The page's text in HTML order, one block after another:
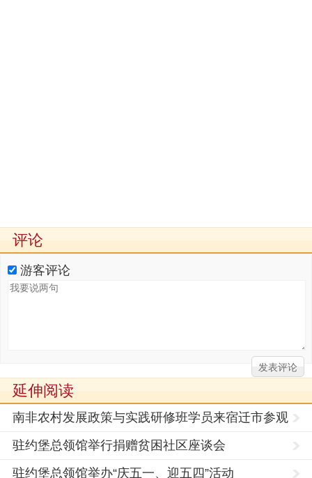
评论
游客评论
延伸阅读
南非农村发展政策与实践研修班学员来宿迁市参观
驻约堡总领馆举行捐赠贫困社区座谈会
驻约堡总领馆举办“庆五一、迎五四”活动